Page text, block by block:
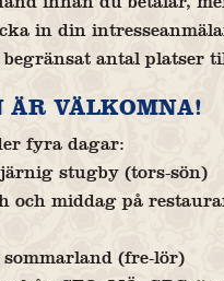
in din
antal platser
ÄR VÄLKOMNA!
fyra dagar:
stugby (tors-sön)
och middag på
(fre-lör)